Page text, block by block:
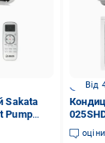
Sakata
Pump
Від
Ready